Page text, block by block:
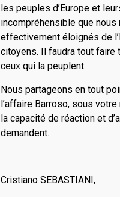
les peuples d’Europe et
incompréhensible que nous
effectivement éloignés de
citoyens. Il faudra tout faire
ceux qui la peuplent.
Nous partageons en tout
l’affaire Barroso, sous
la capacité de réaction et
de­mandent.
Cristiano SEBASTIANI,